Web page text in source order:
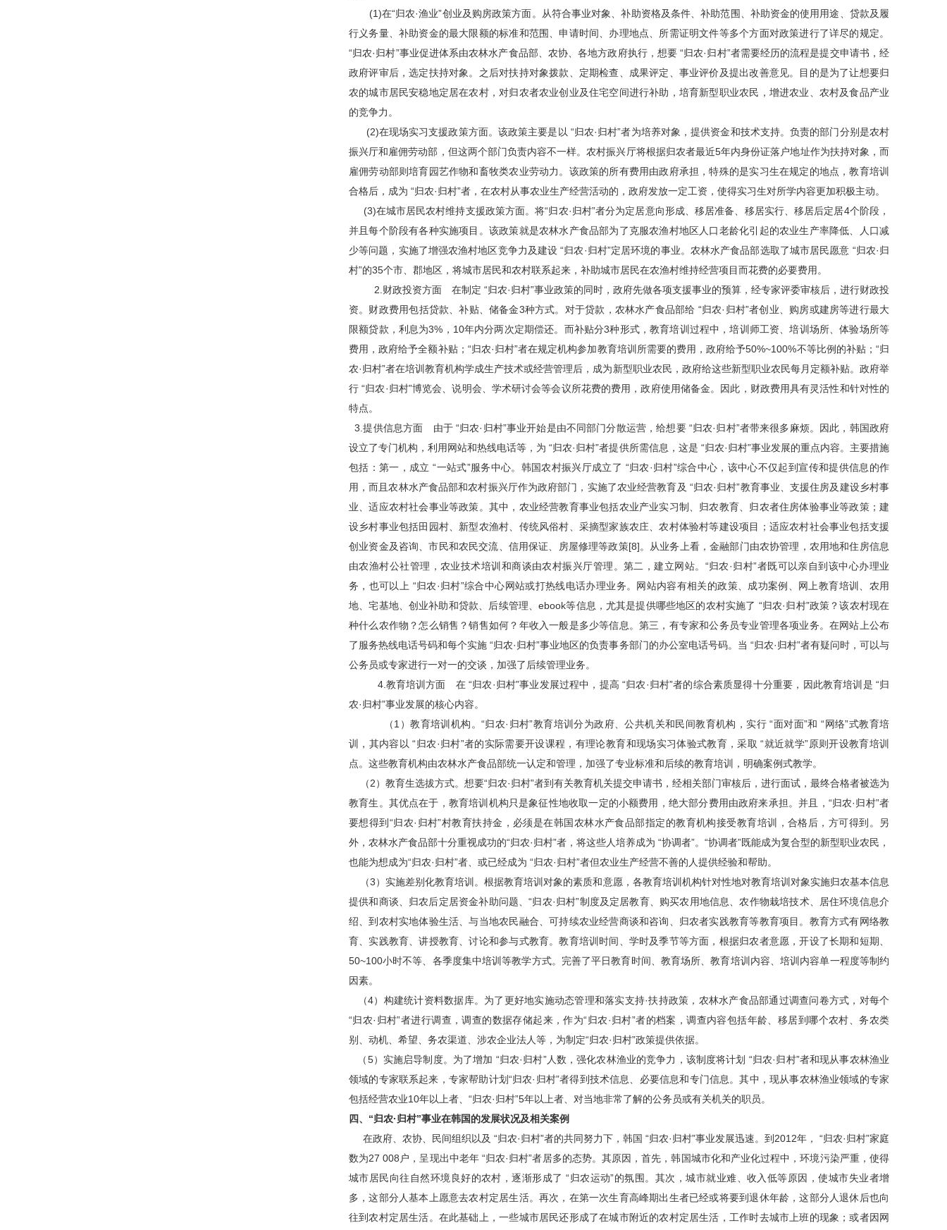
(1)在“归农·渔业”创业及购房政策方面。从符合事业对象、补助资格及条件、补助范围、补助资金的使用用途、贷款及履
行义务量、补助资金的最大限额的标准和范围、申请时间、办理地点、所需证明文件等多个方面对政策进行了详尽的规定。
“归农·归村”事业促进体系由农林水产食品部、农协、各地方政府执行，想要 “归农·归村”者需要经历的流程是提交申请书，经
政府评审后，选定扶持对象。之后对扶持对象拨款、定期检查、成果评定、事业评价及提出改善意见。目的是为了让想要归
农的城市居民安稳地定居在农村，对归农者农业创业及住宅空间进行补助，培育新型职业农民，增进农业、农村及食品产业
的竞争力。
(2)在现场实习支援政策方面。该政策主要是以 “归农·归村”者为培养对象，提供资金和技术支持。负责的部门分别是农村
振兴厅和雇佣劳动部，但这两个部门负责内容不一样。农村振兴厅将根据归农者最近5年内身份证落户地址作为扶持对象，而
雇佣劳动部则培育园艺作物和畜牧类农业劳动力。该政策的所有费用由政府承担，特殊的是实习生在规定的地点，教育培训
合格后，成为 “归农·归村”者，在农村从事农业生产经营活动的，政府发放一定工资，使得实习生对所学内容更加积极主动。
(3)在城市居民农村维持支援政策方面。将“归农·归村”者分为定居意向形成、移居准备、移居实行、移居后定居4个阶段，
并且每个阶段有各种实施项目。该政策就是农林水产食品部为了克服农渔村地区人口老龄化引起的农业生产率降低、人口减
少等问题，实施了增强农渔村地区竞争力及建设 “归农·归村”定居环境的事业。农林水产食品部选取了城市居民愿意 “归农·归
村”的35个市、郡地区，将城市居民和农村联系起来，补助城市居民在农渔村维持经营项目而花费的必要费用。
2.财政投资方面 在制定 “归农·归村”事业政策的同时，政府先做各项支援事业的预算，经专家评委审核后，进行财政投
资。财政费用包括贷款、补贴、储备金3种方式。对于贷款，农林水产食品部给 “归农·归村”者创业、购房或建房等进行最大
限额贷款，利息为3%，10年内分两次定期偿还。而补贴分3种形式，教育培训过程中，培训师工资、培训场所、体验场所等
费用，政府给予全额补贴；“归农·归村”者在规定机构参加教育培训所需要的费用，政府给予50%~100%不等比例的补贴；“归
农·归村”者在培训教育机构学成生产技术或经营管理后，成为新型职业农民，政府给这些新型职业农民每月定额补贴。政府举
行 “归农·归村”博览会、说明会、学术研讨会等会议所花费的费用，政府使用储备金。因此，财政费用具有灵活性和针对性的
特点。
3.提供信息方面 由于 “归农·归村”事业开始是由不同部门分散运营，给想要 “归农·归村”者带来很多麻烦。因此，韩国政府
设立了专门机构，利用网站和热线电话等，为 “归农·归村”者提供所需信息，这是 “归农·归村”事业发展的重点内容。主要措施
包括：第一，成立 “一站式”服务中心。韩国农村振兴厅成立了 “归农·归村”综合中心，该中心不仅起到宣传和提供信息的作
用，而且农林水产食品部和农村振兴厅作为政府部门，实施了农业经营教育及 “归农·归村”教育事业、支援住房及建设乡村事
业、适应农村社会事业等政策。其中，农业经营教育事业包括农业产业实习制、归农教育、归农者住房体验事业等政策；建
设乡村事业包括田园村、新型农渔村、传统风俗村、采摘型家族农庄、农村体验村等建设项目；适应农村社会事业包括支援
创业资金及咨询、市民和农民交流、信用保证、房屋修理等政策[8]。从业务上看，金融部门由农协管理，农用地和住房信息
由农渔村公社管理，农业技术培训和商谈由农村振兴厅管理。第二，建立网站。“归农·归村”者既可以亲自到该中心办理业
务，也可以上 “归农·归村”综合中心网站或打热线电话办理业务。网站内容有相关的政策、成功案例、网上教育培训、农用
地、宅基地、创业补助和贷款、后续管理、ebook等信息，尤其是提供哪些地区的农村实施了 “归农·归村”政策？该农村现在
种什么农作物？怎么销售？销售如何？年收入一般是多少等信息。第三，有专家和公务员专业管理各项业务。在网站上公布
了服务热线电话号码和每个实施 “归农·归村”事业地区的负责事务部门的办公室电话号码。当 “归农·归村”者有疑问时，可以与
公务员或专家进行一对一的交谈，加强了后续管理业务。
4.教育培训方面 在 “归农·归村”事业发展过程中，提高 “归农·归村”者的综合素质显得十分重要，因此教育培训是 “归
农·归村”事业发展的核心内容。
（1）教育培训机构。“归农·归村”教育培训分为政府、公共机关和民间教育机构，实行 “面对面”和 “网络”式教育培
训，其内容以 “归农·归村”者的实际需要开设课程，有理论教育和现场实习体验式教育，采取 “就近就学”原则开设教育培训
点。这些教育机构由农林水产食品部统一认定和管理，加强了专业标准和后续的教育培训，明确案例式教学。
（2）教育生选拔方式。想要“归农·归村”者到有关教育机关提交申请书，经相关部门审核后，进行面试，最终合格者被选为
教育生。其优点在于，教育培训机构只是象征性地收取一定的小额费用，绝大部分费用由政府来承担。并且，“归农·归村”者
要想得到“归农·归村”村教育扶持金，必须是在韩国农林水产食品部指定的教育机构接受教育培训，合格后，方可得到。另
外，农林水产食品部十分重视成功的“归农·归村”者，将这些人培养成为 “协调者”。“协调者”既能成为复合型的新型职业农民，
也能为想成为“归农·归村”者、或已经成为 “归农·归村”者但农业生产经营不善的人提供经验和帮助。
（3）实施差别化教育培训。根据教育培训对象的素质和意愿，各教育培训机构针对性地对教育培训对象实施归农基本信息
提供和商谈、归农后定居资金补助问题、“归农·归村”制度及定居教育、购买农用地信息、农作物栽培技术、居住环境信息介
绍、到农村实地体验生活、与当地农民融合、可持续农业经营商谈和咨询、归农者实践教育等教育项目。教育方式有网络教
育、实践教育、讲授教育、讨论和参与式教育。教育培训时间、学时及季节等方面，根据归农者意愿，开设了长期和短期、
50~100小时不等、各季度集中培训等教学方式。完善了平日教育时间、教育场所、教育培训内容、培训内容单一程度等制约
因素。
（4）构建统计资料数据库。为了更好地实施动态管理和落实支持·扶持政策，农林水产食品部通过调查问卷方式，对每个
“归农·归村”者进行调查，调查的数据存储起来，作为“归农·归村”者的档案，调查内容包括年龄、移居到哪个农村、务农类
别、动机、希望、务农渠道、涉农企业法人等，为制定“归农·归村”政策提供依据。
（5）实施启导制度。为了增加 “归农·归村”人数，强化农林渔业的竞争力，该制度将计划 “归农·归村”者和现从事农林渔业
领域的专家联系起来，专家帮助计划“归农·归村”者得到技术信息、必要信息和专门信息。其中，现从事农林渔业领域的专家
包括经营农业10年以上者、“归农·归村”5年以上者、对当地非常了解的公务员或有关机关的职员。
四、“归农·归村”事业在韩国的发展状况及相关案例
在政府、农协、民间组织以及 “归农·归村”者的共同努力下，韩国 “归农·归村”事业发展迅速。到2012年， “归农·归村”家庭
数为27 008户，呈现出中老年 “归农·归村”者居多的态势。其原因，首先，韩国城市化和产业化过程中，环境污染严重，使得
城市居民向往自然环境良好的农村，逐渐形成了 “归农运动”的氛围。其次，城市就业难、收入低等原因，使城市失业者增
多，这部分人基本上愿意去农村定居生活。再次，在第一次生育高峰期出生者已经或将要到退休年龄，这部分人退休后也向
往到农村定居生活。在此基础上，一些城市居民还形成了在城市附近的农村定居生活，工作时去城市上班的现象；或者因网